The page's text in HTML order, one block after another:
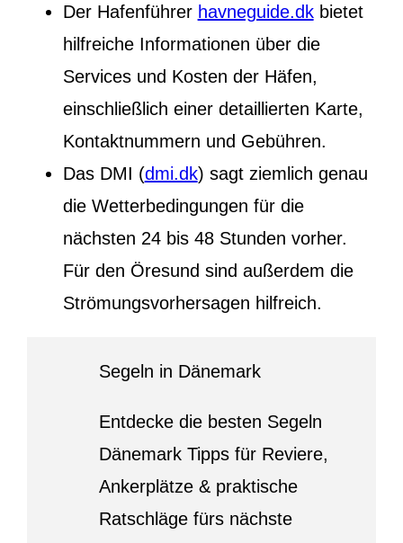
Der Hafenführer havneguide.dkbietet
hilfreiche Informationen über die
Services und Kosten der Häfen,
einschließlich einer detaillierten Karte,
Kontaktnummern und Gebühren.
Das DMI (dmi.dk) sagt ziemlich genau
die Wetterbedingungen für die
nächsten 24 bis 48 Stunden vorher.
Für den Öresund sind außerdem die
Strömungsvorhersagen hilfreich.
Segeln in Dänemark
Entdecke die besten Segeln
Dänemark Tipps für Reviere,
Ankerplätze & praktische
Ratschläge fürs nächste